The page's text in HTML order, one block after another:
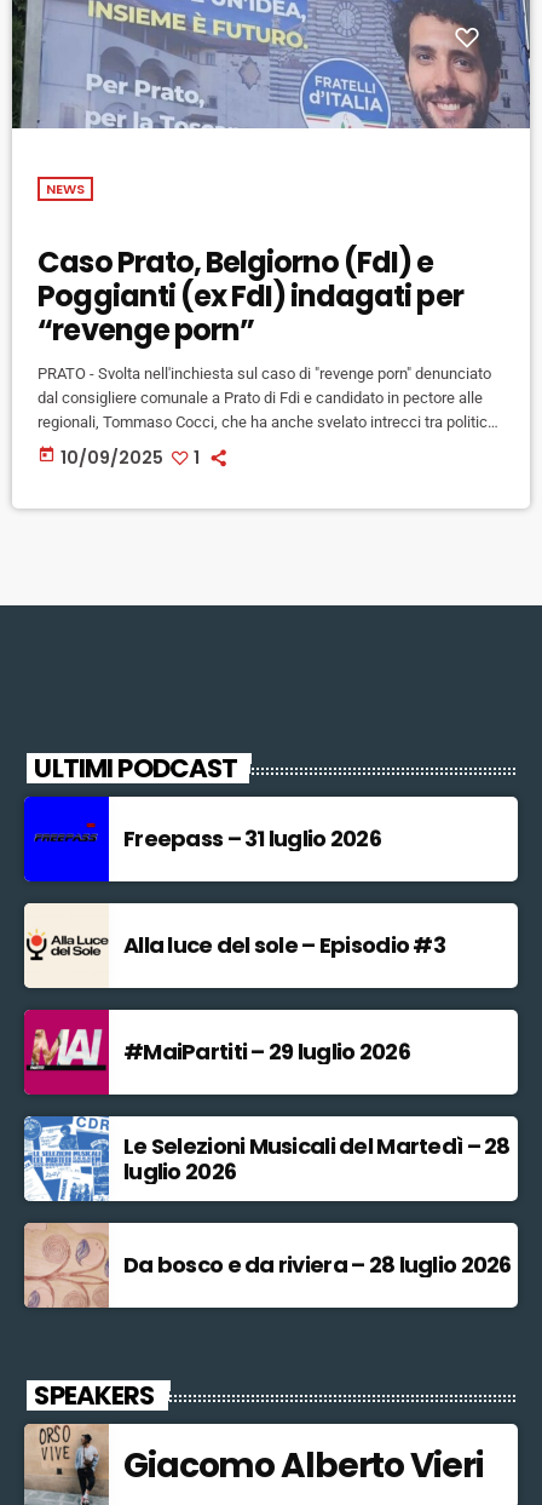
NEWS
Caso Prato, Belgiorno (FdI) e
Poggianti (ex FdI) indagati per
“revenge porn”
PRATO - Svolta nell'inchiesta sul caso di "revenge porn" denunciato
dal consigliere comunale a Prato di Fdi e candidato in pectore alle
regionali, Tommaso Cocci, che ha anche svelato intrecci tra politica,
imprenditoria e logge massoniche. La procura di Prato procede nei
confronti di Claudio Belgiomo, già membro del consiglio comunale di
today 10/09/2025 1
ULTIMI PODCAST
Freepass – 31 luglio 2026
Alla luce del sole – Episodio #3
#MaiPartiti – 29 luglio 2026
Le Selezioni Musicali del Martedì – 28
luglio 2026
Da bosco e da riviera – 28 luglio 2026
SPEAKERS
Giacomo Alberto Vieri